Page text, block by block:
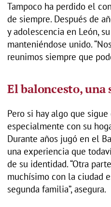
Tampoco ha perdido el
de siempre. Después de
y adolescencia en León,
manteniéndose unido.
reunimos siempre que
El baloncesto,
Pero si hay algo que
especialmente con su
Durante años jugó en el
una experiencia que
de su identidad. “Otra
muchísimo con la ciudad
segunda familia”, asegura.